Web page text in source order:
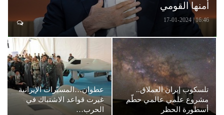
أمنها القومي
16:46 | 17-01-2024
تلسكوب إيران العملاق..
مشروع علمي عالمي حطّم
أسطورة الحظر
عطوان…المسيّرات الإيرانية
غيرت قواعد الاشتباك في
الحرب…